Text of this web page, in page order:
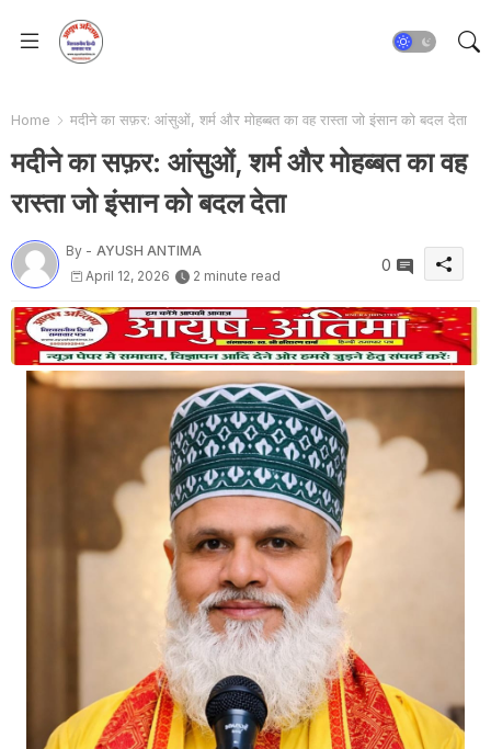
Home मदीने का सफ़र: आंसुओं, शर्म और मोहब्बत का वह रास्ता जो इंसान को बदल देता
मदीने का सफ़र: आंसुओं, शर्म और मोहब्बत का वह
रास्ता जो इंसान को बदल देता
By - AYUSH ANTIMA
April 12, 2026
2 minute read
0